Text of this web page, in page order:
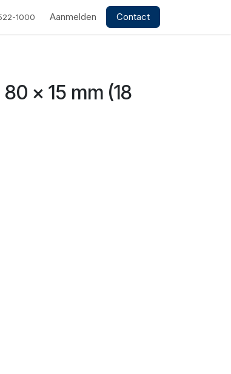
1000 Aanmelden Contact
x 15 mm (18